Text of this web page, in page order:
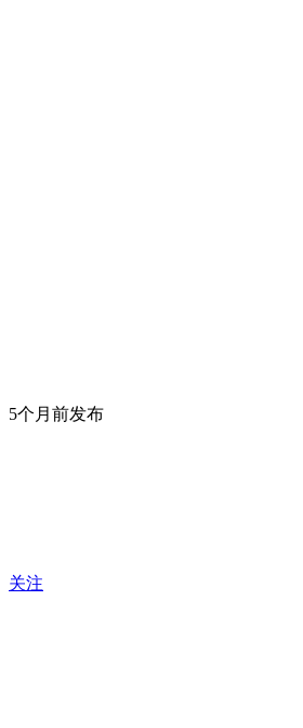
5个月前发布
关注